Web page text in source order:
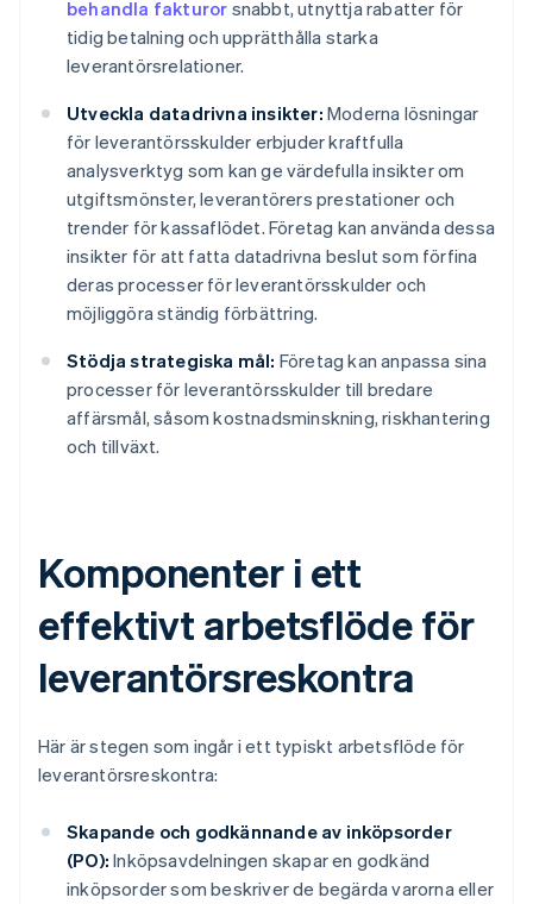
behandla fakturor snabbt, utnyttja rabatter för
tidig betalning och upprätthålla starka
leverantörsrelationer.
Utveckla datadrivna insikter: Moderna lösningar
för leverantörsskulder erbjuder kraftfulla
analysverktyg som kan ge värdefulla insikter om
utgiftsmönster, leverantörers prestationer och
trender för kassaflödet. Företag kan använda dessa
insikter för att fatta datadrivna beslut som förfina
deras processer för leverantörsskulder och
möjliggöra ständig förbättring.
Stödja strategiska mål: Företag kan anpassa sina
processer för leverantörsskulder till bredare
affärsmål, såsom kostnadsminskning, riskhantering
och tillväxt.
Komponenter i ett
effektivt arbetsflöde för
leverantörsreskontra
Här är stegen som ingår i ett typiskt arbetsflöde för
leverantörsreskontra:
Skapande och godkännande av inköpsorder
(PO): Inköpsavdelningen skapar en godkänd
inköpsorder som beskriver de begärda varorna eller